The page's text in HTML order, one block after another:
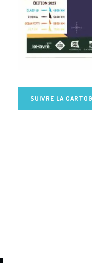
SUIVRE LA